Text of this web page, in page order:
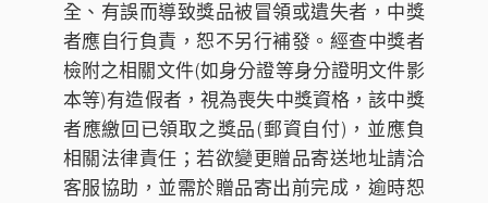
全、有誤而導致獎品被冒領或遺失者，中獎
者應自行負責，恕不另行補發。經查中獎者
檢附之相關文件(如身分證等身分證明文件影
本等)有造假者，視為喪失中獎資格，該中獎
者應繳回已領取之獎品(郵資自付)，並應負
相關法律責任；若欲變更贈品寄送地址請洽
客服協助，並需於贈品寄出前完成，逾時恕